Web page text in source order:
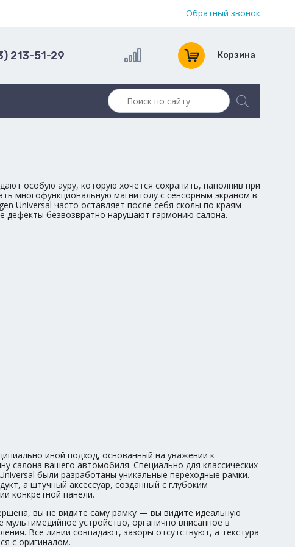
Обратный звонок
213-51-29 Корзина
особую ауру, которую хочется сохранить, наполнив при
многофункциональную магнитолу с сенсорным экраном в
Universal часто оставляет после себя сколы по краям
дефекты безвозвратно нарушают гармонию салона.
иной подход, основанный на уважении к
салона вашего автомобиля. Специально для классических
были разработаны уникальные переходные рамки.
а штучный аксессуар, созданный с глубоким
конкретной панели.
вы не видите саму рамку — вы видите идеальную
мультимедийное устройство, органично вписанное в
Все линии совпадают, зазоры отсутствуют, а текстура
с оригиналом.